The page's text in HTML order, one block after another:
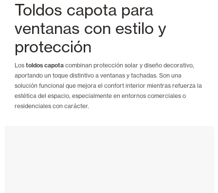
Parasol
Bras extensibles Monoblock
Toldos capota para
ventanas con estilo y
protección
Los toldos capota combinan protección solar y diseño decorativo,
aportando un toque distintivo a ventanas y fachadas. Son una
solución funcional que mejora el confort interior mientras refuerza la
estética del espacio, especialmente en entornos comerciales o
residenciales con carácter.